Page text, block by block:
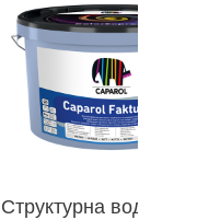
Структурна водно-